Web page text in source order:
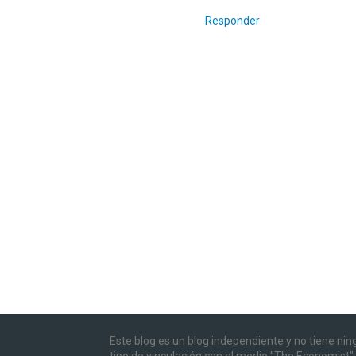
Responder
Este blog es un blog independiente y no tiene